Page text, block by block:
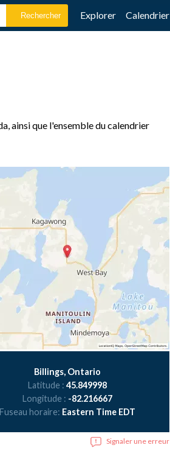
Explorer Calendrier
ainsi que l'ensemble du calendrier
Billings, Ontario
Latitude : 45.849998
Longitude : -82.216667
Fuseau horaire: Eastern Time EDT
Signaler une erreur